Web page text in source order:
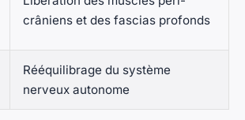
crâniens et des fascias profonds
Rééquilibrage du système
nerveux autonome